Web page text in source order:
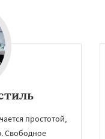
простотой,
Свободное